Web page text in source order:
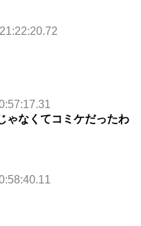
ゃなくてコミケだったわ